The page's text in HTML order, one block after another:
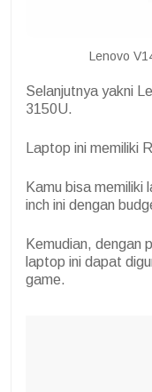
Lenovo
Selanjutnya yakni
3150U.
Laptop ini memiliki
Kamu bisa memiliki
inch ini dengan
Kemudian, dengan
laptop ini dapat
game.